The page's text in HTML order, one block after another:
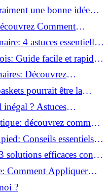
une bonne idée
Comment
Cellulaire!
4 astuces essentielles
être!
Guide facile et rapide
Découvrez
transforment la
pourrait être la
? Astuces
découvrez comment
soins beauté!
Conseils essentiels
solutions efficaces contre
Comment Appliquer
?